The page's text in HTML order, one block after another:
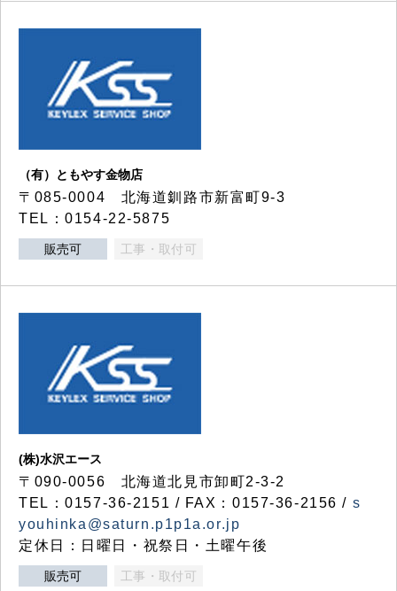
（有）ともやす金物店
〒085-0004 北海道釧路市新富町9-3
TEL：0154-22-5875
販売可 工事・取付可
(株)水沢エース
〒090-0056 北海道北見市卸町2-3-2
TEL：0157-36-2151 / FAX：0157-36-2156 / s
youhinka@saturn.p1p1a.or.jp
定休日：日曜日・祝祭日・土曜午後
販売可 工事・取付可